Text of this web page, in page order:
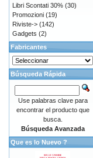
Libri Scontati 30% (30)
Promozioni (19)
Riviste-> (142)
Gadgets (2)
Fabricantes
Búsqueda Rápida
Use palabras clave para
encontrar el producto que
busca.
Búsqueda Avanzada
Que es lo Nuevo ?